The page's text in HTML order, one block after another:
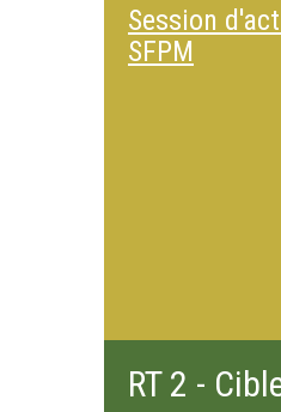
Session
SFPM
RT 2 -